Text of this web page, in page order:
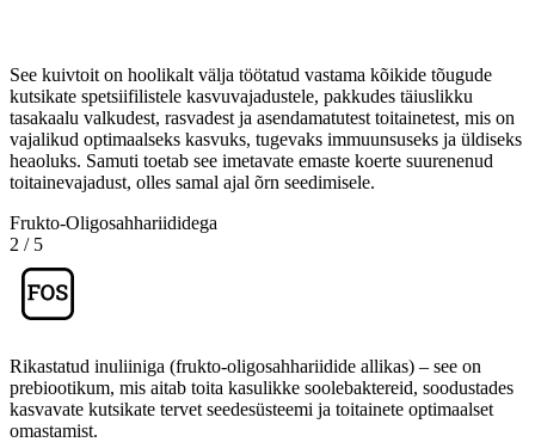
See kuivtoit on hoolikalt välja töötatud vastama kõikide tõugude
kutsikate spetsiifilistele kasvuvajadustele, pakkudes täiuslikku
tasakaalu valkudest, rasvadest ja asendamatutest toitainetest, mis on
vajalikud optimaalseks kasvuks, tugevaks immuunsuseks ja üldiseks
heaoluks. Samuti toetab see imetavate emaste koerte suurenenud
toitainevajadust, olles samal ajal õrn seedimisele.
Frukto-Oligosahhariididega
2 / 5
Rikastatud inuliiniga (frukto-oligosahhariidide allikas) – see on
prebiootikum, mis aitab toita kasulikke soolebaktereid, soodustades
kasvavate kutsikate tervet seedesüsteemi ja toitainete optimaalset
omastamist.